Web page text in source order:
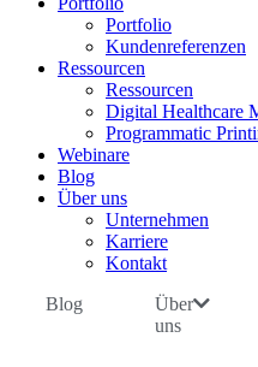
Portfolio
Kundenreferenzen
Ressourcen
Ressourcen
Digital Healthcare
Programmatic
Webinare
Blog
Über uns
Unternehmen
Karriere
Kontakt
Blog
Über
uns